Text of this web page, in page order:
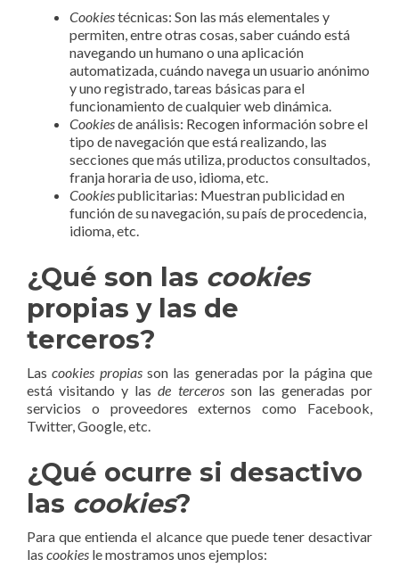
Cookiestécnicas: Son las más elementales y
permiten, entre otras cosas, saber cuándo está
navegando un humano o una aplicación
automatizada, cuándo navega un usuario anónimo
y uno registrado, tareas básicas para el
funcionamiento de cualquier web dinámica.
Cookiesde análisis: Recogen información sobre el
tipo de navegación que está realizando, las
secciones que más utiliza, productos consultados,
franja horaria de uso, idioma, etc.
Cookiespublicitarias: Muestran publicidad en
función de su navegación, su país de procedencia,
idioma, etc.
¿Qué son las cookies
propias y las de
terceros?
Lascookies propiasson las generadas por la página que
está visitando y lasde tercerosson las generadas por
servicios o proveedores externos como Facebook,
Twitter, Google, etc.
¿Qué ocurre si desactivo
las cookies?
Para que entienda el alcance que puede tener desactivar
las cookies le mostramos unos ejemplos: